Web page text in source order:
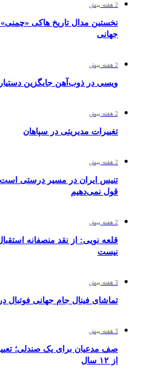
2 هفته پیش
نخستین مدال تاریخ هاکی «چمنی»
جهانی
2 هفته پیش
ویسی در ذوب‌آهن جایگزین
2 هفته پیش
تغییرات مدیریتی در سپاهان
2 هفته پیش
تنیس ایران در مسیر درستی است/
قول نمی‌دهیم
2 هفته پیش
قلعه نویی: از نقد منصفانه
نیست
3 هفته پیش
تماشای فینال جام جهانی فوتبال
3 هفته پیش
صف مدعیان برای یک صندلی؛
از ۱۲ سال